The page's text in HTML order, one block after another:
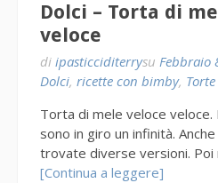
Dolci – Torta di
veloce
di ipasticciditerrysu Febbraio
Dolci, ricette con bimby, Torte
Torta di mele veloce
sono in giro un infinità.
trovate diverse versioni.
[Continua a leggere]